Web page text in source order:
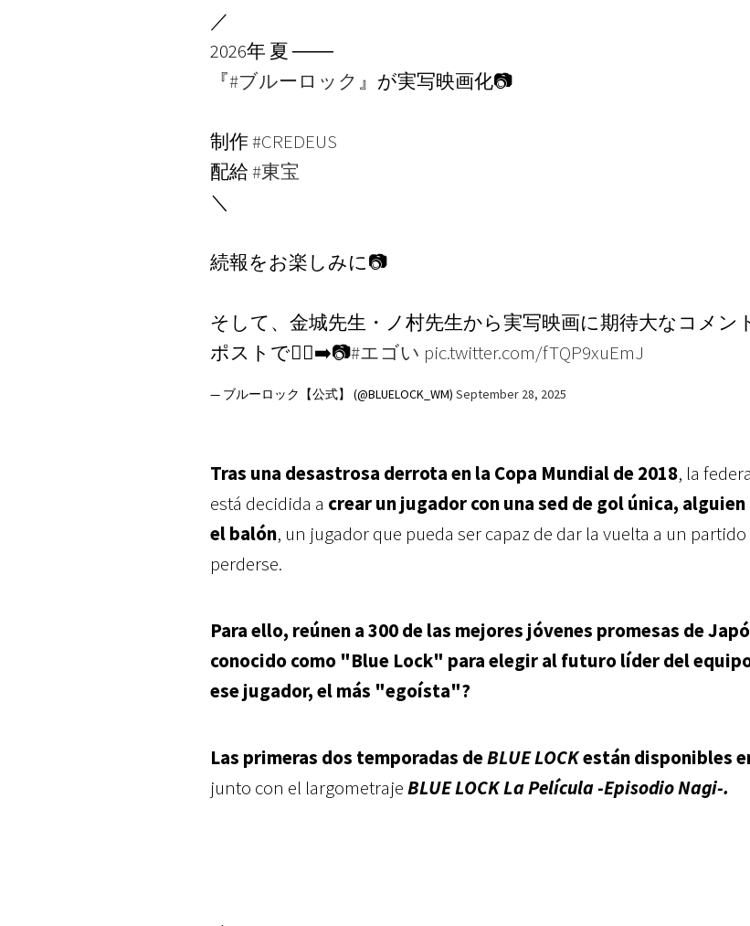
／
2026年 夏 ───
『#ブルーロック 』が実写映画化📷️
制作#CREDEUS
配給#東宝
＼
続報をお楽しみに📷
そして、金城先生・ノ村先生から実写映画に期待大なコメン
ポストで🏃‍♂️‍➡️📷#エゴい pic.twitter.com/fTQP9xuEmJ
— ブルーロック【公式】 (@BLUELOCK_WM) September 28, 2025
Tras una desastrosa derrota en la Copa Mundial de 2018, la
está decidida a crear un jugador con una sed de gol única,
el balón, un jugador que pueda ser capaz de dar la vuelta a un
perderse.
Para ello, reúnen a 300 de las mejores jóvenes promesas de
conocido como "Blue Lock" para elegir al futuro líder del
ese jugador, el más "egoísta"?
Las primeras dos temporadas deBLUE LOCKestán disponibles
junto con el largometrajeBLUE LOCK La Película -Episodio Nagi-.